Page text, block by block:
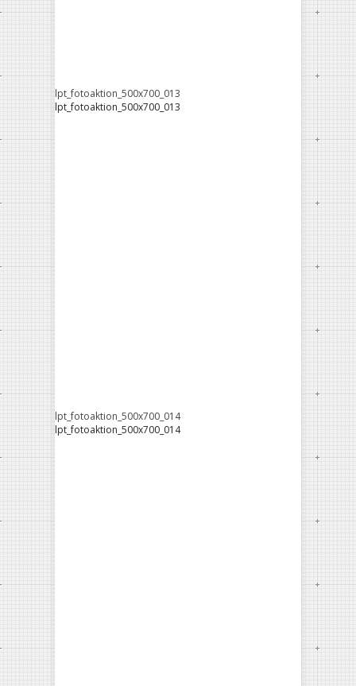
lpt_fotoaktion_500x700_013
lpt_fotoaktion_500x700_013
lpt_fotoaktion_500x700_014
lpt_fotoaktion_500x700_014